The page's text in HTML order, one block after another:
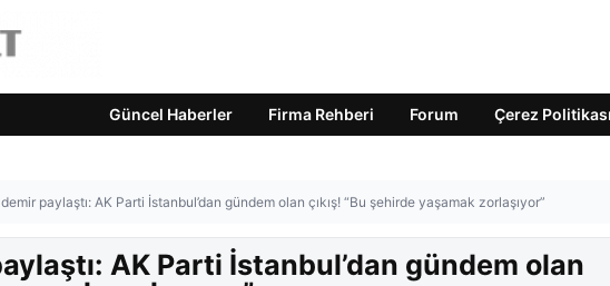
Güncel Haberler Firma Rehberi Forum Çerez Politikası
paylaştı: AK Parti İstanbul’dan gündem olan çıkış! “Bu şehirde yaşamak zorlaşıyor”
AK Parti İstanbul’dan gündem olan